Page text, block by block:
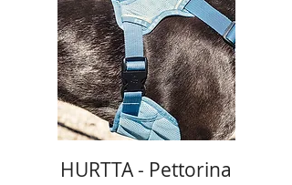
HURTTA - Pettorina